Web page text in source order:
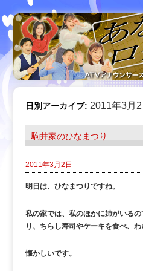
日別アーカイブ:2011年3月2
駒井家のひなまつり
2011年3月2日
明日は、ひなまつりですね。
私の家では、私のほかに姉がいる
り、ちらし寿司やケーキを食べ、わ
懐かしいです。